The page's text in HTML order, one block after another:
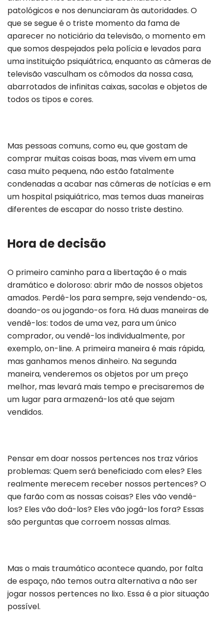
patológicos e nos denunciaram às autoridades. O
que se segue é o triste momento da fama de
aparecer no noticiário da televisão, o momento em
que somos despejados pela polícia e levados para
uma instituição psiquiátrica, enquanto as câmeras de
televisão vasculham os cômodos da nossa casa,
abarrotados de infinitas caixas, sacolas e objetos de
todos os tipos e cores.
Mas pessoas comuns, como eu, que gostam de
comprar muitas coisas boas, mas vivem em uma
casa muito pequena, não estão fatalmente
condenadas a acabar nas câmeras de notícias e em
um hospital psiquiátrico, mas temos duas maneiras
diferentes de escapar do nosso triste destino.
Hora de decisão
O primeiro caminho para a libertação é o mais
dramático e doloroso: abrir mão de nossos objetos
amados. Perdê-los para sempre, seja vendendo-os,
doando-os ou jogando-os fora. Há duas maneiras de
vendê-los: todos de uma vez, para um único
comprador, ou vendê-los individualmente, por
exemplo, on-line. A primeira maneira é mais rápida,
mas ganhamos menos dinheiro. Na segunda
maneira, venderemos os objetos por um preço
melhor, mas levará mais tempo e precisaremos de
um lugar para armazená-los até que sejam
vendidos.
Pensar em doar nossos pertences nos traz vários
problemas: Quem será beneficiado com eles? Eles
realmente merecem receber nossos pertences? O
que farão com as nossas coisas? Eles vão vendê-
los? Eles vão doá-los? Eles vão jogá-los fora? Essas
são perguntas que corroem nossas almas.
Mas o mais traumático acontece quando, por falta
de espaço, não temos outra alternativa a não ser
jogar nossos pertences no lixo. Essa é a pior situação
possível.